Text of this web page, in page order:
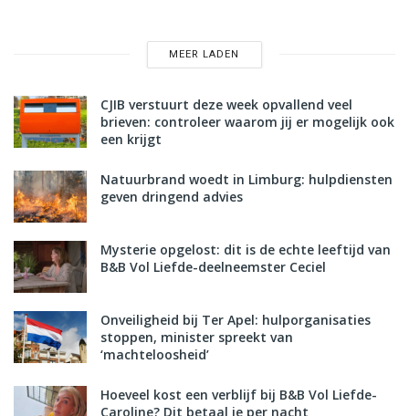
MEER LADEN
CJIB verstuurt deze week opvallend veel
brieven: controleer waarom jij er mogelijk ook
een krijgt
Natuurbrand woedt in Limburg: hulpdiensten
geven dringend advies
Mysterie opgelost: dit is de echte leeftijd van
B&B Vol Liefde-deelneemster Ceciel
Onveiligheid bij Ter Apel: hulporganisaties
stoppen, minister spreekt van
‘machteloosheid’
Hoeveel kost een verblijf bij B&B Vol Liefde-
Caroline? Dit betaal je per nacht